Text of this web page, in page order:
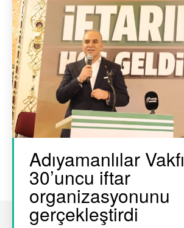
Adıyamanlılar Vakfı
30’uncu iftar
organizasyonunu
gerçekleştirdi